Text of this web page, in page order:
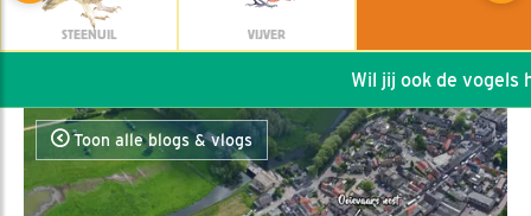
STEENUIL VIJVER
Wil jij ook de vogels
Toon alle blogs & vlogs